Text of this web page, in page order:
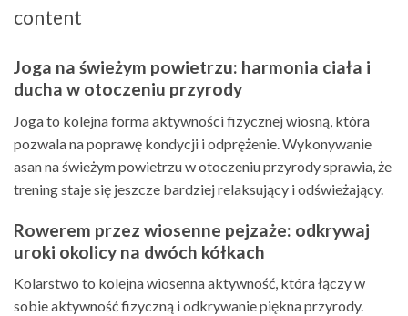
content
Joga na świeżym powietrzu: harmonia ciała i
ducha w otoczeniu przyrody
Joga to kolejna forma aktywności fizycznej wiosną, która
pozwala na poprawę kondycji i odprężenie. Wykonywanie
asan na świeżym powietrzu w otoczeniu przyrody sprawia, że
trening staje się jeszcze bardziej relaksujący i odświeżający.
Rowerem przez wiosenne pejzaże: odkrywaj
uroki okolicy na dwóch kółkach
Kolarstwo to kolejna wiosenna aktywność, która łączy w
sobie aktywność fizyczną i odkrywanie piękna przyrody.